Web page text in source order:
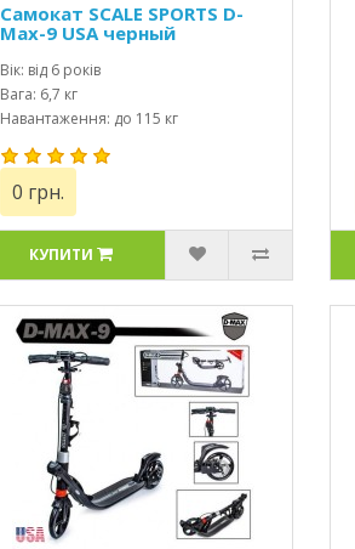
Самокат SCALE SPORTS D-
Max-9 USA черный
Вік: від 6 років
Вага: 6,7 кг
Навантаження: до 115 кг
0 грн.
КУПИТИ